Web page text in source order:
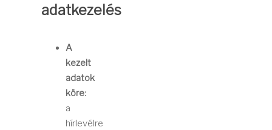
adatkezelés
A
kezelt
adatok
köre:
a
hírlevélre